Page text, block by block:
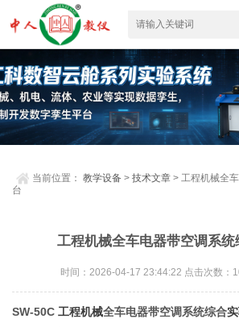
当前位置：教学设备 >技术文章 > 工程机械全
台
工程机械全车电器带空调系统
时间：2026-04-17 23:44:22 点击次数：
SW-50C工程机械全车电器带空调系统综合